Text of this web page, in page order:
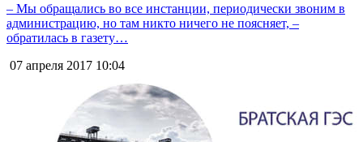
– Мы обращались во все инстанции, периодически звоним в
администрацию, но там никто ничего не поясняет, –
обратилась в газету…
07 апреля 2017 10:04